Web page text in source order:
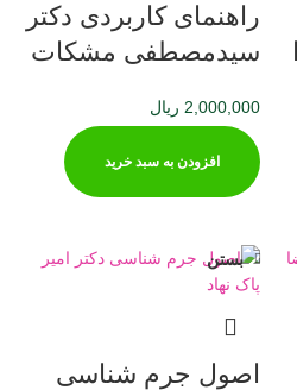
راهنمای کاربردی دکتر
سیدمصطفی مشکات
2,000,000 ریال
افزودن به سبد خرید
بستن
اصول جرم شناسی